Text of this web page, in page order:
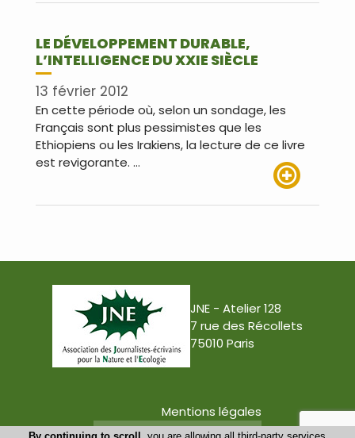
LE DÉVELOPPEMENT DURABLE,
L’INTELLIGENCE DU XXIE SIÈCLE
13 février 2012
En cette période où, selon un sondage, les
Français sont plus pessimistes que les
Ethiopiens ou les Irakiens, la lecture de ce livre
est revigorante. …
JNE - Atelier 128
7 rue des Récollets
75010 Paris
Mentions légales
Conception : Tabula Rasa